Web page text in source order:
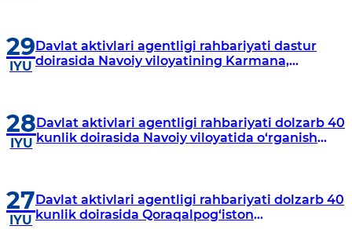
29
IYU
Davlat aktivlari agentligi rahbariyati dastur
doirasida Navoiy viloyatining Karmana,
28
IYU
Davlat aktivlari agentligi rahbariyati dolzarb 40
kunlik doirasida Navoiy viloyatida o‘rganish
27
IYU
Davlat aktivlari agentligi rahbariyati dolzarb 40
kunlik doirasida Qoraqalpog‘iston